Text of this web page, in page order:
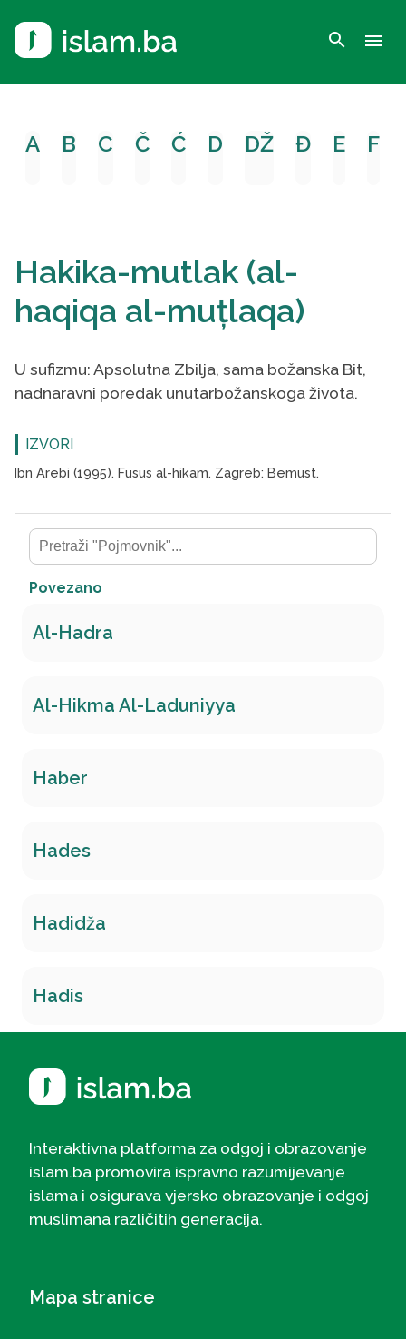
search menu
A B C Č Ć D DŽ Đ E F
Hakika-mutlak (al-
haqiqa al-muțlaqa)
U sufizmu: Apsolutna Zbilja, sama božanska Bit,
nadnaravni poredak unutarbožanskoga života.
IZVORI
Ibn Arebi (1995). Fusus al-hikam. Zagreb: Bemust.
Povezano
Al-Hadra
Al-Hikma Al-Laduniyya
Haber
Hades
Hadidža
Hadis
Interaktivna platforma za odgoj i obrazovanje
islam.ba promovira ispravno razumijevanje
islama i osigurava vjersko obrazovanje i odgoj
muslimana različitih generacija.
Mapa stranice